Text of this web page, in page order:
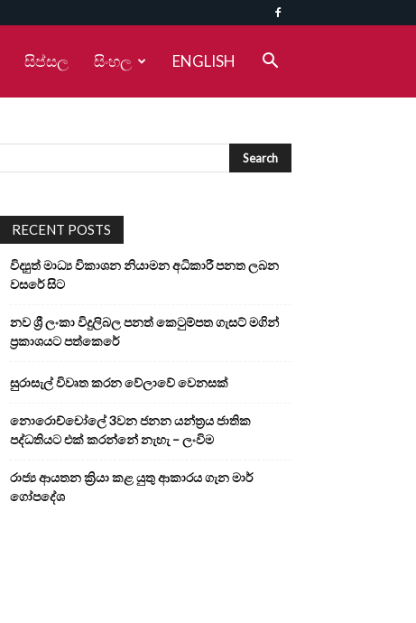
සිප්සල සිංහල ENGLISH
RECENT POSTS
විද්‍යුත් මාධ්‍ය විකාශන නියාමන අධිකාරී පනත ලබන
වසරේ සිට
නව ශ්‍රී ලංකා විදුලිබල පනත් කෙටුම්පත ගැසට් මගින්
ප්‍රකාශයට පත්කෙරේ
සුරාසැල් විවෘත කරන වේලාවේ වෙනසක්
නොරොච්චෝලේ 3වන ජනන යන්ත්‍රය ජාතික
පද්ධතියට එක් කරන්නේ නැහැ – ලංවිම
රාජ්‍ය ආයතන ක්‍රියා කළ යුතු ආකාරය ගැන මාර්
ගෝපදේශ